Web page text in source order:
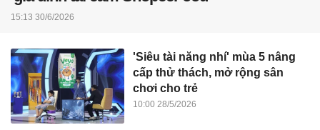
15:13 30/6/2026
'Siêu tài năng nhí' mùa 5 nâng
cấp thử thách, mở rộng sân
chơi cho trẻ
10:00 28/5/2026